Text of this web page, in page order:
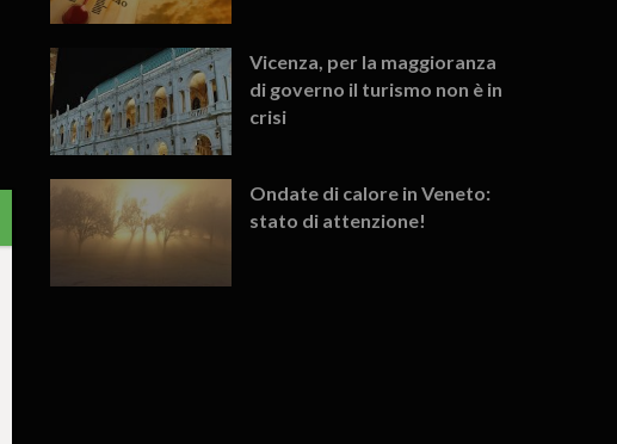
Vicenza, per la maggioranza
di governo il turismo non è in
crisi
Ondate di calore in Veneto:
stato di attenzione!